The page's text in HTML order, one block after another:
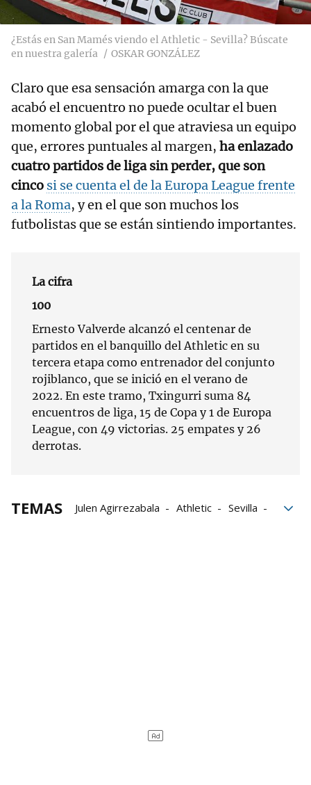
¿Estás en San Mamés viendo el Athletic - Sevilla? Búscate
en nuestra galería
OSKAR GONZÁLEZ
Claro que esa sensación amarga con la que
acabó el encuentro no puede ocultar el buen
momento global por el que atraviesa un equipo
que, errores puntuales al margen, ha enlazado
cuatro partidos de liga sin perder, que son
cinco si se cuenta el de la Europa League frente
a la Roma, y en el que son muchos los
futbolistas que se están sintiendo importantes.
La cifra
100
Ernesto Valverde alcanzó el centenar de
partidos en el banquillo del Athletic en su
tercera etapa como entrenador del conjunto
rojiblanco, que se inició en el verano de
2022. En este tramo, Txingurri suma 84
encuentros de liga, 15 de Copa y 1 de Europa
League, con 49 victorias. 25 empates y 26
derrotas.
TEMAS Julen Agirrezabala Athletic
Sevilla